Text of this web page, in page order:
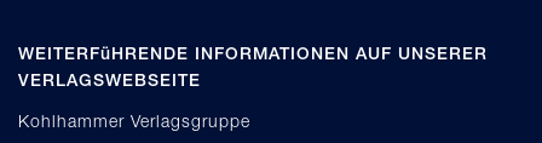
WEITERFüHRENDE INFORMATIONEN AUF UNSERER
VERLAGSWEBSEITE
Kohlhammer Verlagsgruppe